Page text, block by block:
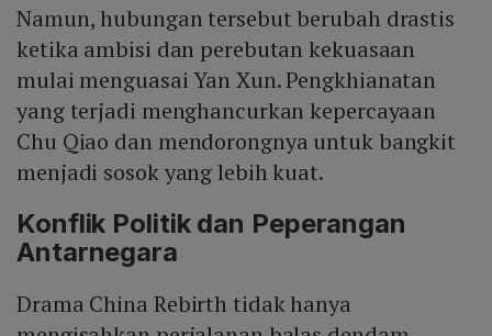
Namun, hubungan tersebut berubah drastis
ketika ambisi dan perebutan kekuasaan
mulai menguasai Yan Xun. Pengkhianatan
yang terjadi menghancurkan kepercayaan
Chu Qiao dan mendorongnya untuk bangkit
menjadi sosok yang lebih kuat.
Konflik Politik dan Peperangan
Antarnegara
Drama China Rebirth tidak hanya